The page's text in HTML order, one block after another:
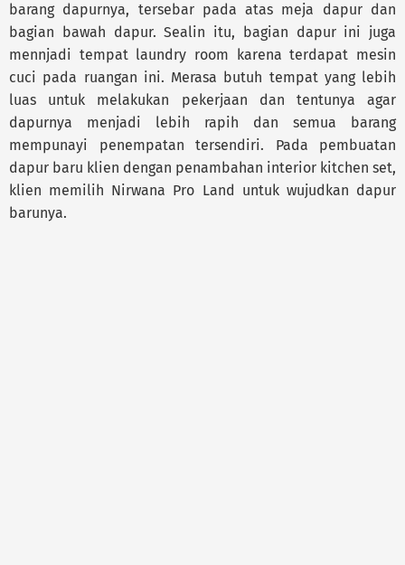
barang dapurnya, tersebar pada atas meja dapur dan
bagian bawah dapur. Sealin itu, bagian dapur ini juga
mennjadi tempat laundry room karena terdapat mesin
cuci pada ruangan ini. Merasa butuh tempat yang lebih
luas untuk melakukan pekerjaan dan tentunya agar
dapurnya menjadi lebih rapih dan semua barang
mempunayi penempatan tersendiri. Pada pembuatan
dapur baru klien dengan penambahan interior kitchen set,
klien memilih Nirwana Pro Land untuk wujudkan dapur
barunya.